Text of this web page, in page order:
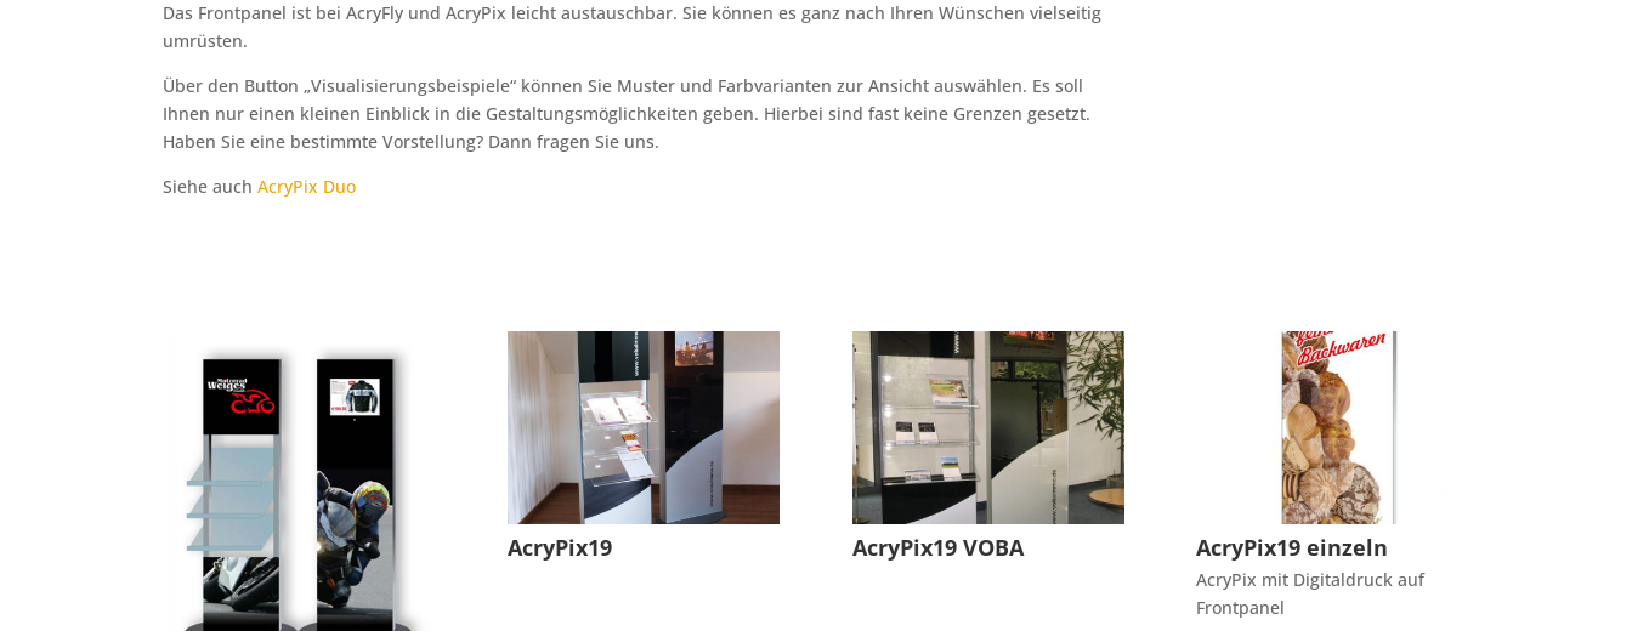
Das Frontpanel ist bei AcryFly und AcryPix leicht austauschbar. Sie können es ganz nach Ihren Wünschen vielseitig
umrüsten.
Über den Button „Visualisierungsbeispiele“ können Sie Muster und Farbvarianten zur Ansicht auswählen. Es soll
Ihnen nur einen kleinen Einblick in die Gestaltungsmöglichkeiten geben. Hierbei sind fast keine Grenzen gesetzt.
Haben Sie eine bestimmte Vorstellung? Dann fragen Sie uns.
Siehe auchAcryPix Duo
AcryPix19 AcryPix19 VOBA AcryPix19 einzeln
AcryPix mit Digitaldruck auf
Frontpanel